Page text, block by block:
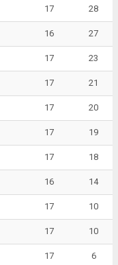
17 28
16 27
17 23
17 21
17 20
17 19
17 18
16 14
17 10
17 10
17 6